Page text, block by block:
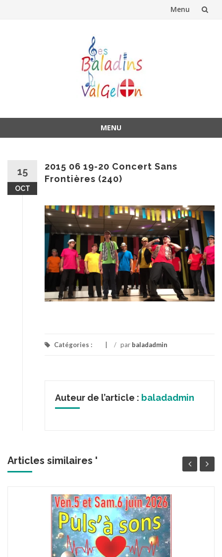
Menu
MENU
15
OCT
2015 06 19-20 Concert Sans
Frontières (240)
Catégories : / par baladadmin
Auteur de l’article : baladadmin
Articles similaires '